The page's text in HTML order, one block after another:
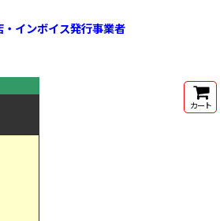
インボイス発行事業者
カート